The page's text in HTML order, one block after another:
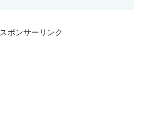
スポンサーリンク